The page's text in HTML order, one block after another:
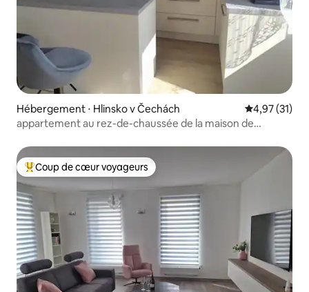
Hébergement ⋅ Hlinsko v Čechách Évaluation
4,97 (31)
appartement au rez-de-chaussée de la maison de
Coups de cœur voyageurs les plus appréciés
Coup de cœur voyageurs